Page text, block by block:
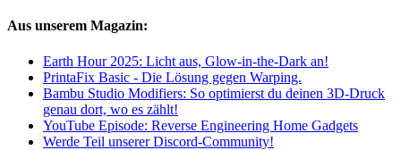
Aus unserem Magazin:
Earth Hour 2025: Licht aus, Glow-in-the-Dark an!
PrintaFix Basic - Die Lösung gegen Warping.
Bambu Studio Modifiers: So optimierst du deinen 3D-Druck
genau dort, wo es zählt!
YouTube Episode: Reverse Engineering Home Gadgets
Werde Teil unserer Discord-Community!